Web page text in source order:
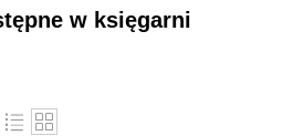
w księgarni